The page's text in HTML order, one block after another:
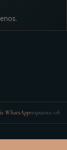
WhatsApprespuesta <1h